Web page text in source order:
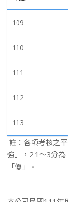
109
110
111
112
113
註：各項考核之
強」，2.1～3分
「優」。